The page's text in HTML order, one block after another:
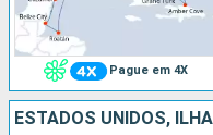
Pague em 4X